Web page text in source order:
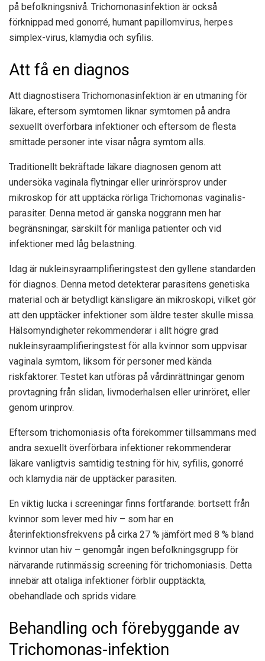
på befolkningsnivå. Trichomonasinfektion är också
förknippad med gonorré, humant papillomvirus, herpes
simplex-virus, klamydia och syfilis.
Att få en diagnos
Att diagnostisera Trichomonasinfektion är en utmaning för
läkare, eftersom symtomen liknar symtomen på andra
sexuellt överförbara infektioner och eftersom de flesta
smittade personer inte visar några symtom alls.
Traditionellt bekräftade läkare diagnosen genom att
undersöka vaginala flytningar eller urinrörsprov under
mikroskop för att upptäcka rörliga Trichomonas vaginalis-
parasiter. Denna metod är ganska noggrann men har
begränsningar, särskilt för manliga patienter och vid
infektioner med låg belastning.
Idag är nukleinsyraamplifieringstest den gyllene standarden
för diagnos. Denna metod detekterar parasitens genetiska
material och är betydligt känsligare än mikroskopi, vilket gör
att den upptäcker infektioner som äldre tester skulle missa.
Hälsomyndigheter rekommenderar i allt högre grad
nukleinsyraamplifieringstest för alla kvinnor som uppvisar
vaginala symtom, liksom för personer med kända
riskfaktorer. Testet kan utföras på vårdinrättningar genom
provtagning från slidan, livmoderhalsen eller urinröret, eller
genom urinprov.
Eftersom trichomoniasis ofta förekommer tillsammans med
andra sexuellt överförbara infektioner rekommenderar
läkare vanligtvis samtidig testning för hiv, syfilis, gonorré
och klamydia när de upptäcker parasiten.
En viktig lucka i screeningar finns fortfarande: bortsett från
kvinnor som lever med hiv – som har en
återinfektionsfrekvens på cirka 27 % jämfört med 8 % bland
kvinnor utan hiv – genomgår ingen befolkningsgrupp för
närvarande rutinmässig screening för trichomoniasis. Detta
innebär att otaliga infektioner förblir oupptäckta,
obehandlade och sprids vidare.
Behandling och förebyggande av
Trichomonas-infektion